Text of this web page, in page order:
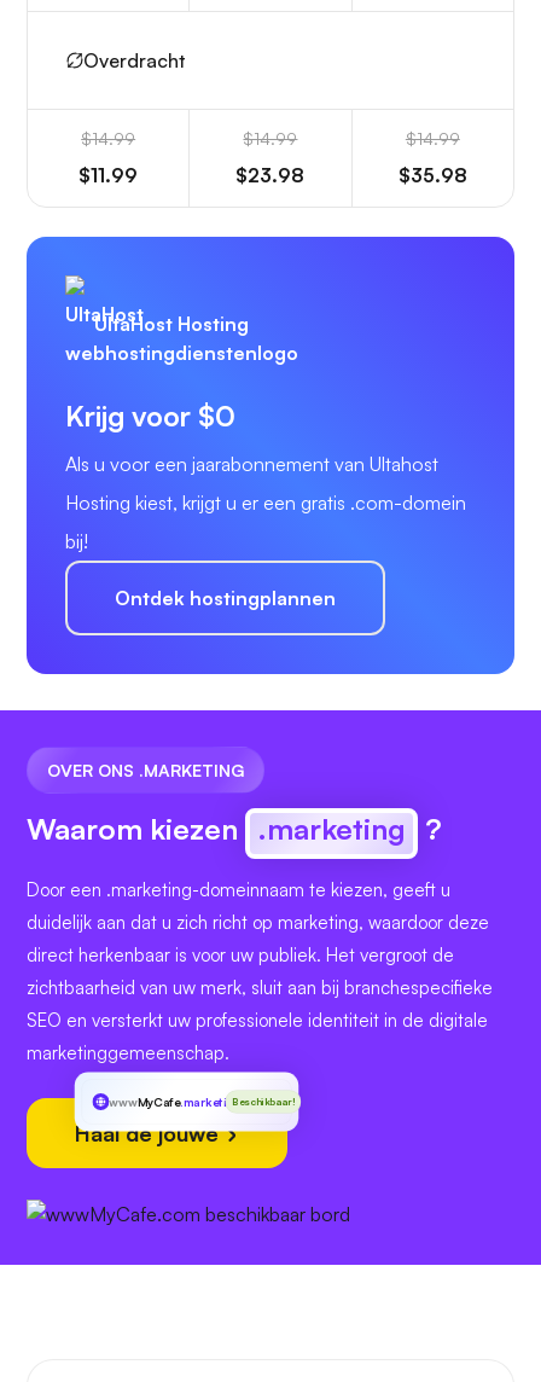
Overdracht
$14.99
$11.99
$14.99
$23.98
$14.99
$35.98
UltaHost Hosting
Krijg voor $0
Als u voor een jaarabonnement van Ultahost
Hosting kiest, krijgt u er een gratis .com-domein
bij!
Ontdek hostingplannen
OVER ONS .MARKETING
Waarom kiezen .marketing ?
Door een .marketing-domeinnaam te kiezen, geeft u
duidelijk aan dat u zich richt op marketing, waardoor deze
direct herkenbaar is voor uw publiek. Het vergroot de
zichtbaarheid van uw merk, sluit aan bij branchespecifieke
SEO en versterkt uw professionele identiteit in de digitale
marketinggemeenschap.
Haal de jouwe
wwwMyCafe.marketingBeschikbaar!